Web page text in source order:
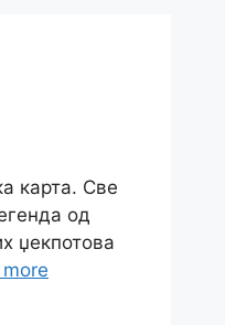
карта. Све
од
џекпотова